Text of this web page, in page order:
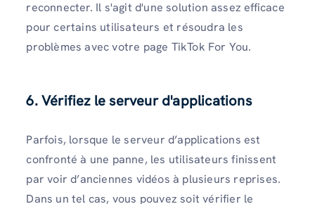
reconnecter. Il s'agit d'une solution assez efficace
pour certains utilisateurs et résoudra les
problèmes avec votre page TikTok For You.
6. Vérifiez le serveur d'applications
Parfois, lorsque le serveur d’applications est
confronté à une panne, les utilisateurs finissent
par voir d’anciennes vidéos à plusieurs reprises.
Dans un tel cas, vous pouvez soit vérifier le